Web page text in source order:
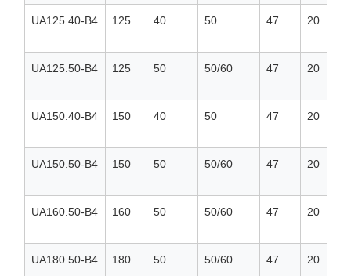
UA125.40-B4 125 40 50 47 20
UA125.50-B4 125 50 50/60 47 20
UA150.40-B4 150 40 50 47 20
UA150.50-B4 150 50 50/60 47 20
UA160.50-B4 160 50 50/60 47 20
UA180.50-B4 180 50 50/60 47 20